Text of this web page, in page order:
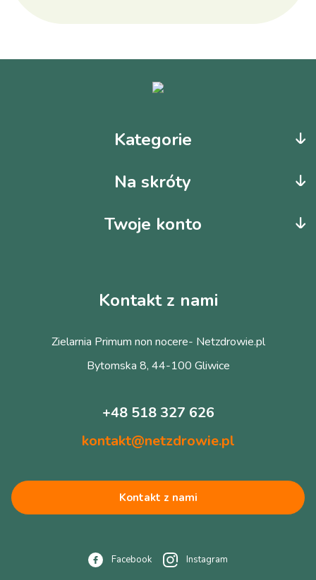
Kategorie
Na skróty
Twoje konto
Kontakt z nami
Zielarnia Primum non nocere- Netzdrowie.pl
Bytomska 8, 44-100 Gliwice
+48 518 327 626
kontakt@netzdrowie.pl
Kontakt z nami
Facebook Instagram